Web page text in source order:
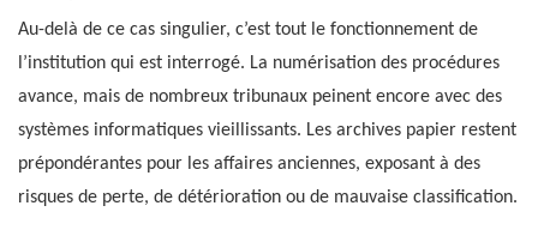
Au-delà de ce cas singulier, c’est tout le fonctionnement de
l’institution qui est interrogé. La numérisation des procédures
avance, mais de nombreux tribunaux peinent encore avec des
systèmes informatiques vieillissants. Les archives papier restent
prépondérantes pour les affaires anciennes, exposant à des
risques de perte, de détérioration ou de mauvaise classification.